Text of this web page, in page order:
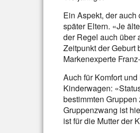
Ein Aspekt, der
später Eltern. «Je
der Regel auch über
Zeitpunkt der Geburt
Markenexperte
Auch für Komfort
Kinderwagen:
bestimmten
Gruppenzwang ist
ist für die Mutter der